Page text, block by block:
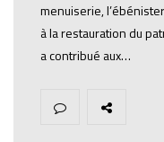
menuiserie,
à la restauration du
a contribué aux…